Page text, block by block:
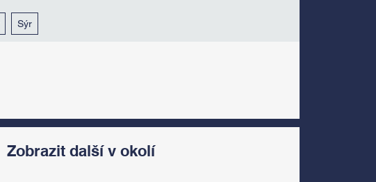
Sýr
Zobrazit další v okolí